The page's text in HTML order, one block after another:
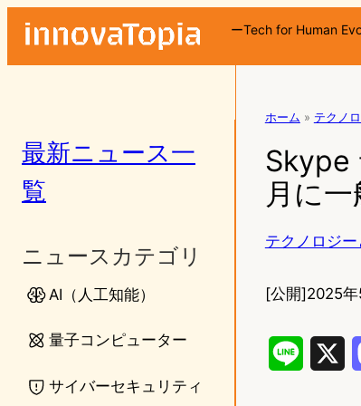
ーTech for Human
最新ニュース一
覧
ニュースカテゴリ
AI（人工知能）
量子コンピューター
サイバーセキュリティ
ホーム » テクノ
Skype
月に
テクノロジ
[公開]2025